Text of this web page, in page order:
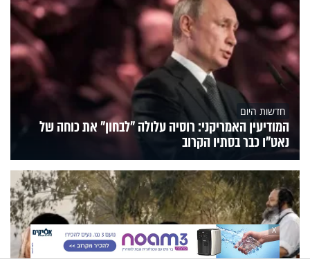
חדשות היום
המודיעין האמריקני: רוסיה עלולה "לבחון" את כוחה של
נאט"ו כבר בסתיו הקרוב
X